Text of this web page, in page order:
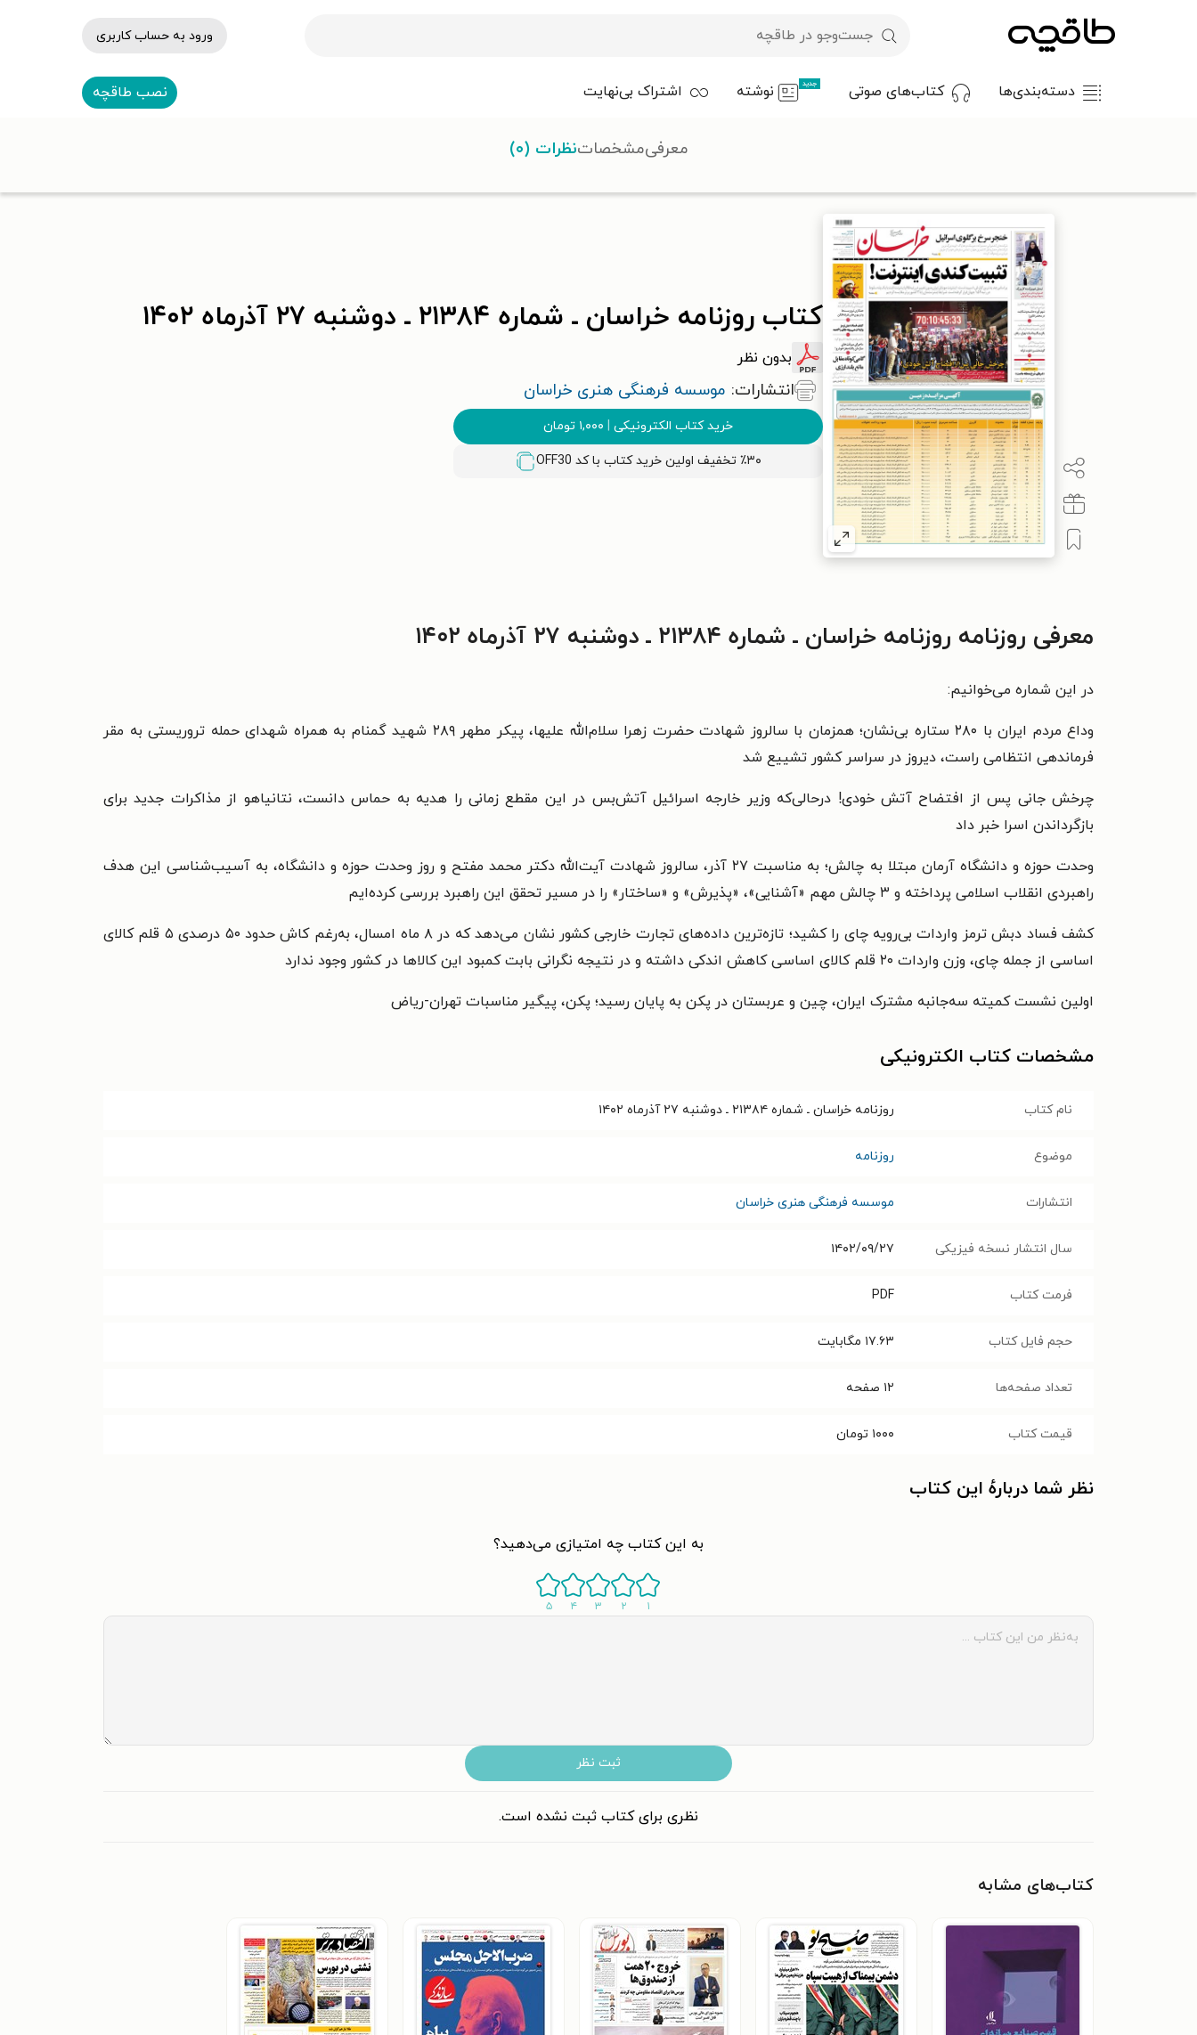
ورود به حساب کاربری
دسته‌بندی‌ها کتاب‌های صوتی جدید نوشته اشتراک بی‌نهایت نصب طاقچه
کتاب روزنامه خراسان ـ شماره ۲۱۳۸۴ ـ دوشنبه ۲۷ آذرماه ۱۴۰۲
بدون نظر
انتشارات: موسسه فرهنگی هنری خراسان
خرید کتاب الکترونیکی | ۱,۰۰۰ تومان
٪۳۰ تخفیف اولین خرید کتاب با کد OFF30
معرفیمشخصاتنظرات (۰)
معرفی روزنامه روزنامه خراسان ـ شماره ۲۱۳۸۴ ـ دوشنبه ۲۷ آذرماه ۱۴۰۲
در این شماره می‌خوانیم:
وداع مردم ایران با ۲۸۰ ستاره بی‌نشان؛ همزمان با سالروز شهادت حضرت زهرا سلام‌الله علیها، پیکر مطهر ۲۸۹ شهید گمنام به همراه شهدای حمله تروریستی به مقر
فرماندهی انتظامی راست، دیروز در سراسر کشور تشییع شد
چرخش جانی پس از افتضاح آتش خودی! درحالی‌که وزیر خارجه اسرائیل آتش‌بس در این مقطع زمانی را هدیه به حماس دانست، نتانیاهو از مذاکرات جدید برای
بازگرداندن اسرا خبر داد
وحدت حوزه و دانشگاه آرمان مبتلا به چالش؛ به مناسبت ۲۷ آذر، سالروز شهادت آیت‌الله دکتر محمد مفتح و روز وحدت حوزه و دانشگاه، به آسیب‌شناسی این هدف
راهبردی انقلاب اسلامی پرداخته و ۳ چالش مهم «آشنایی»، «پذیرش» و «ساختار» را در مسیر تحقق این راهبرد بررسی کرده‌ایم
کشف فساد دبش ترمز واردات بی‌رویه چای را کشید؛ تازه‌ترین داده‌های تجارت خارجی کشور نشان می‌دهد که در ۸ ماه امسال، به‌رغم کاش حدود ۵۰ درصدی ۵ قلم کالای
اساسی از جمله چای، وزن واردات ۲۰ قلم کالای اساسی کاهش اندکی داشته و در نتیجه نگرانی بابت کمبود این کالاها در کشور وجود ندارد
اولین نشست کمیته سه‌جانبه مشترک ایران، چین و عربستان در پکن به پایان رسید؛ پکن، پیگیر مناسبات تهران-ریاض
مشخصات کتاب الکترونیکی
نام کتاب روزنامه خراسان ـ شماره ۲۱۳۸۴ ـ دوشنبه ۲۷ آذرماه ۱۴۰۲
موضوع روزنامه
انتشارات موسسه فرهنگی هنری خراسان
سال انتشار نسخه فیزیکی ۱۴۰۲/۰۹/۲۷
فرمت کتاب PDF
حجم فایل کتاب ۱۷.۶۳ مگابایت
تعداد صفحه‌ها ۱۲ صفحه
قیمت کتاب ۱۰۰۰ تومان
نظر شما دربارهٔ این کتاب
به این کتاب چه امتیازی می‌دهید؟
۱ ۲ ۳ ۴ ۵
ثبت نظر
نظری برای کتاب ثبت نشده است.
کتاب‌های مشابه